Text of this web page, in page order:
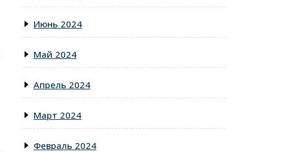
Июнь 2024
Май 2024
Апрель 2024
Март 2024
Февраль 2024